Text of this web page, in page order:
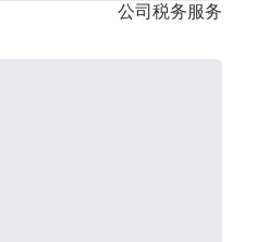
公司税务服务